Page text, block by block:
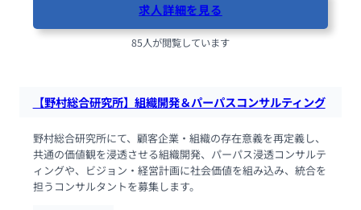
求人詳細を見る
85人が閲覧しています
【野村総合研究所】組織開発＆パーパスコンサルティング
野村総合研究所にて、顧客企業・組織の存在意義を再定義し、
共通の価値観を浸透させる組織開発、パーパス浸透コンサルテ
ィングや、ビジョン・経営計画に社会価値を組み込み、統合を
担うコンサルタントを募集します。